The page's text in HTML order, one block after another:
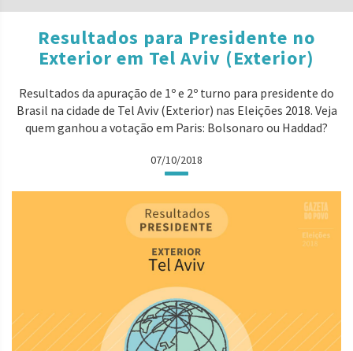
Resultados para Presidente no
Exterior em Tel Aviv (Exterior)
Resultados da apuração de 1º e 2º turno para presidente do
Brasil na cidade de Tel Aviv (Exterior) nas Eleições 2018. Veja
quem ganhou a votação em Paris: Bolsonaro ou Haddad?
07/10/2018